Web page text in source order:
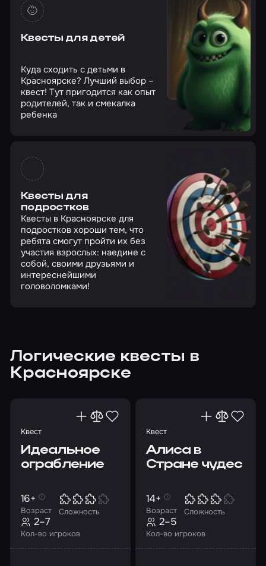
Квесты для детей
Куда сходить с детьми в
Красноярске? Лучший выбор –
квест! Тут пригодится как опыт
родителей, так и смекалка
ребенка
Квесты для
подростков
Квесты в Красноярске для
подростков хороши тем, что
ребята смогут пройти их без
участия взрослых: наедине с
собой, своими друзьями и
интереснейшими
головоломками!
Логические квесты в
Красноярске
Квест
Идеальное
ограбление
Возраст
16+
Сложность
Кол-во игроков
2–7
Квест
Алиса в
Стране чудес
Возраст
14+
Сложность
Кол-во игроков
2–5